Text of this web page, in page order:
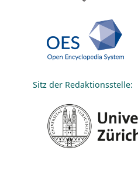
Sitz der Redaktionsstelle: